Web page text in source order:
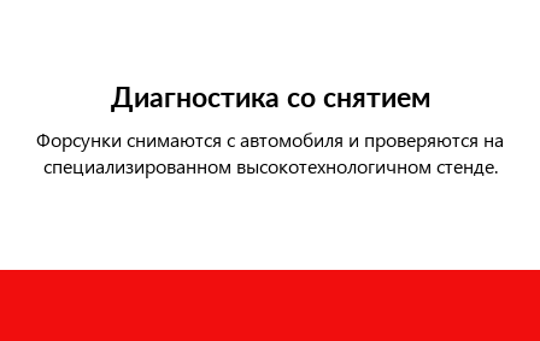
Диагностика со снятием
Форсунки снимаются с автомобиля и проверяются на
специализированном высокотехнологичном стенде.